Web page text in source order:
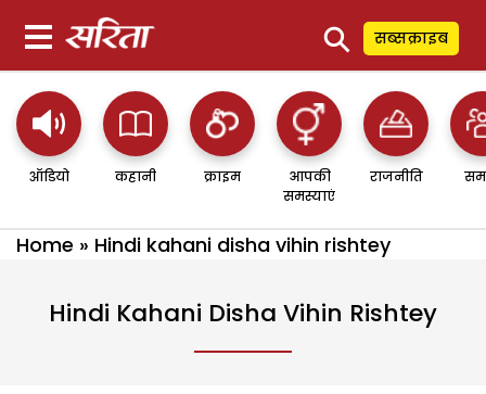
⚲ सब्सक्राइब
ऑडियो कहानी क्राइम
आपकी
समस्याएं
राजनीति
Home » Hindi kahani disha vihin rishtey
Hindi Kahani Disha Vihin Rishtey